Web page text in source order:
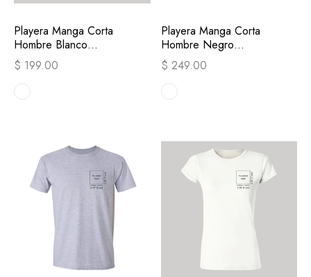
Playera Manga Corta
Hombre Blanco
Personalizable Escudo
$ 199.00
Playera Manga Corta
Hombre Negro
Personalizable Escudo
$ 249.00